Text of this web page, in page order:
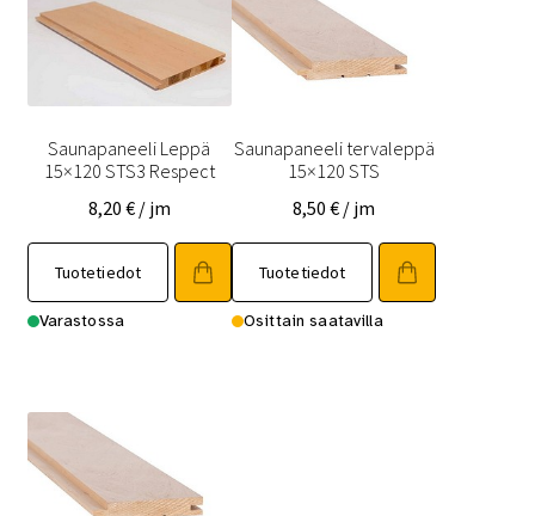
Saunapaneeli Leppä
15×120 STS3 Respect
8,20 € / jm
Tuotetiedot
Tällä
tuotteella
on
tehdä
valinnat
tuotteen
Varastossa
Saunapaneeli tervaleppä
15×120 STS
8,50€ / jm
Tuotetiedot
Tällä
tuotteella
onOsittain saatavilla